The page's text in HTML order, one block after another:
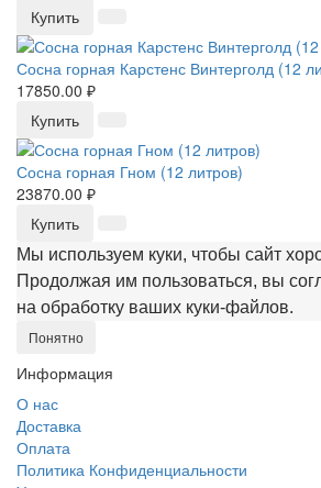
Купить
Сосна горная Карстенс Винтерголд (12
17850.00 ₽
Купить
Сосна горная Гном (12 литров)
23870.00 ₽
Купить
Мы используем куки, чтобы сайт
Продолжая им пользоваться, вы
на обработку ваших куки‑файлов.
Понятно
Информация
О нас
Доставка
Оплата
Политика Конфиденциальности